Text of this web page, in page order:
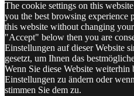
The cookie settings on this
you the best browsing experience
this website without changing
"Accept" below then you are
Einstellungen auf dieser Website
gesetzt, um Ihnen das
Wenn Sie diese Website
Einstellungen zu ändern oder
stimmen Sie dem zu.